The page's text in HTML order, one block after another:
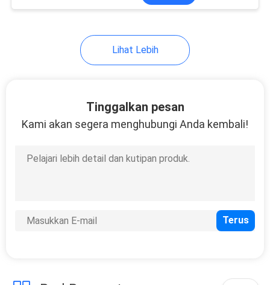
Mesin Sistem
Pengukur Larutan
Lihat Lebih
Tinggalkan pesan
Kami akan segera menghubungi Anda kembali!